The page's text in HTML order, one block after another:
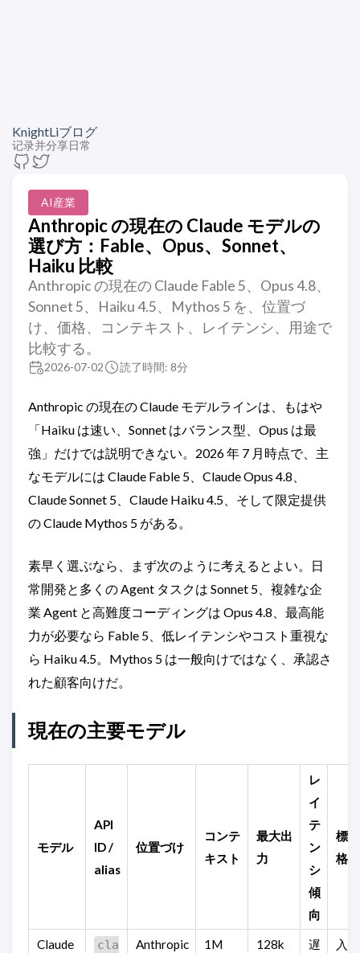
KnightLiブログ
记录并分享日常
AI産業
Anthropic の現在の Claude モデルの
選び方：Fable、Opus、Sonnet、
Haiku 比較
Anthropic の現在の Claude Fable 5、Opus 4.8、
Sonnet 5、Haiku 4.5、Mythos 5 を、位置づ
け、価格、コンテキスト、レイテンシ、用途で
比較する。
2026-07-02 読了時間: 8分
Anthropic の現在の Claude モデルラインは、もはや
「Haiku は速い、Sonnet はバランス型、Opus は最
強」だけでは説明できない。2026 年 7 月時点で、主
なモデルには Claude Fable 5、Claude Opus 4.8、
Claude Sonnet 5、Claude Haiku 4.5、そして限定提供
の Claude Mythos 5 がある。
素早く選ぶなら、まず次のように考えるとよい。日
常開発と多くの Agent タスクは Sonnet 5、複雑な企
業 Agent と高難度コーディングは Opus 4.8、最高能
力が必要なら Fable 5、低レイテンシやコスト重視な
ら Haiku 4.5。Mythos 5 は一般向けではなく、承認さ
れた顧客向けだ。
現在の主要モデル
モデル
API
ID /
alias
位置づけ
コンテ
キスト
最大出
力
レ
イ
テ
ン
シ
傾
向
標
格
Claude
cla
Anthropic
1M
128k
遅
入力